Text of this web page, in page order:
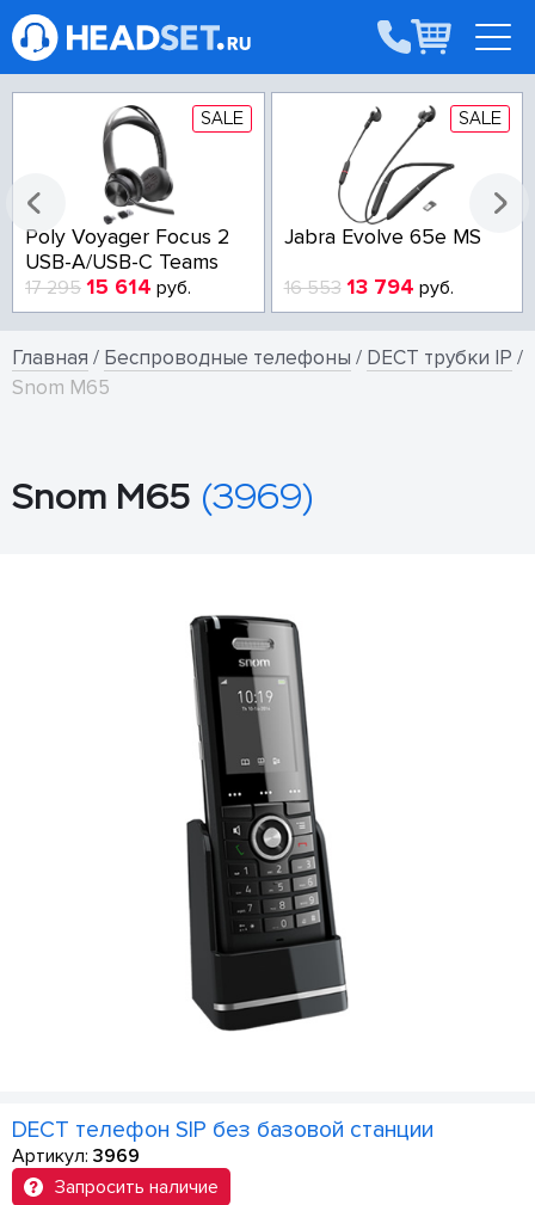
SALE
Poly Voyager Focus 2
USB-A/USB-C Teams
17 295 15 614 руб.
SALE
Jabra Evolve 65e MS
16 553 13 794 руб.
Главная / Беспроводные телефоны / DECT трубки IP /
Snom M65
Snom M65 (3969)
DECT телефон SIP без базовой станции
Артикул: 3969
Запросить наличие